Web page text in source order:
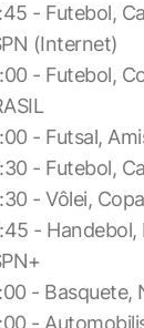
- Futebol,
(Internet)
- Futebol,
- Futsal,
- Futebol,
- Vôlei,
- Handebol,
- Basquete,
-